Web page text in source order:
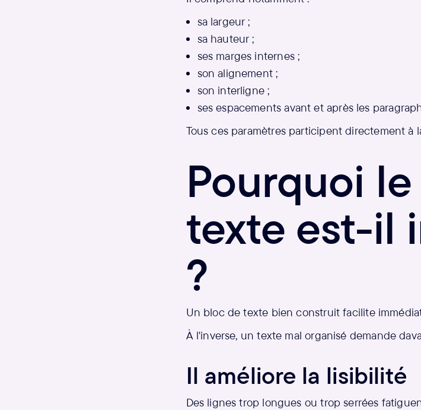
sa largeur ;
sa hauteur ;
ses marges internes ;
son alignement ;
son interligne ;
ses espacements avant et après les
Tous ces paramètres participent directement à
Pourquoi
texte est-il
?
Un bloc de texte bien construit facilite
À l'inverse, un texte mal organisé demande
Il améliore la lisibilité
Des lignes trop longues ou trop serrées